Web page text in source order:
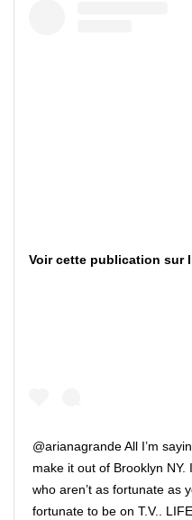
Voir cette publication sur
@arianagrande All I’m
make it out of Brooklyn
who aren’t as fortunate as
fortunate to be on T.V..